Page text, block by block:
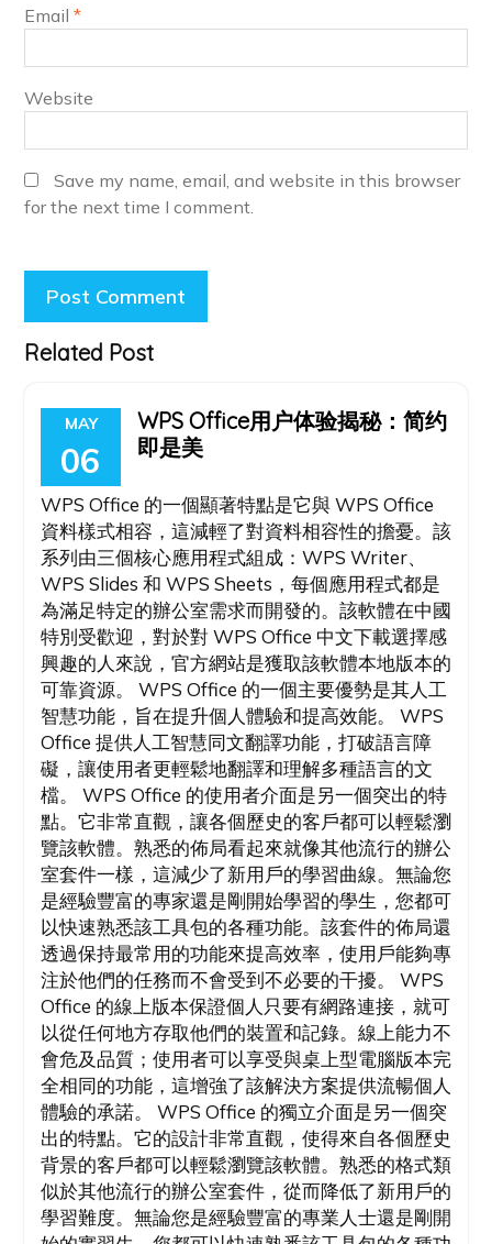
Email *
Website
Save my name, email, and website in this browser
for the next time I comment.
Related Post
MAY
06
WPS Office用户体验揭秘：简约
即是美
WPS Office 的一個顯著特點是它與 WPS Office
資料樣式相容，這減輕了對資料相容性的擔憂。該
系列由三個核心應用程式組成：WPS Writer、
WPS Slides 和 WPS Sheets，每個應用程式都是
為滿足特定的辦公室需求而開發的。該軟體在中國
特別受歡迎，對於對 WPS Office 中文下載選擇感
興趣的人來說，官方網站是獲取該軟體本地版本的
可靠資源。 WPS Office 的一個主要優勢是其人工
智慧功能，旨在提升個人體驗和提高效能。 WPS
Office 提供人工智慧同文翻譯功能，打破語言障
礙，讓使用者更輕鬆地翻譯和理解多種語言的文
檔。 WPS Office 的使用者介面是另一個突出的特
點。它非常直觀，讓各個歷史的客戶都可以輕鬆瀏
覽該軟體。熟悉的佈局看起來就像其他流行的辦公
室套件一樣，這減少了新用戶的學習曲線。無論您
是經驗豐富的專家還是剛開始學習的學生，您都可
以快速熟悉該工具包的各種功能。該套件的佈局還
透過保持最常用的功能來提高效率，使用戶能夠專
注於他們的任務而不會受到不必要的干擾。 WPS
Office 的線上版本保證個人只要有網路連接，就可
以從任何地方存取他們的裝置和記錄。線上能力不
會危及品質；使用者可以享受與桌上型電腦版本完
全相同的功能，這增強了該解決方案提供流暢個人
體驗的承諾。 WPS Office 的獨立介面是另一個突
出的特點。它的設計非常直觀，使得來自各個歷史
背景的客戶都可以輕鬆瀏覽該軟體。熟悉的格式類
似於其他流行的辦公室套件，從而降低了新用戶的
學習難度。無論您是經驗豐富的專業人士還是剛開